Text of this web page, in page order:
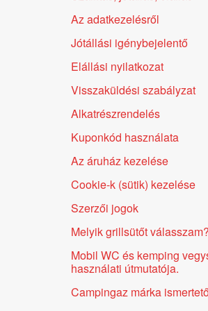
Az adatkezelésről
Jótállási igénybejelentő
Elállási nyilatkozat
Visszaküldési szabályzat
Alkatrészrendelés
Kuponkód használata
Az áruház kezelése
Cookie-k (sütik) kezelése
Szerzői jogok
Melyik grillsütőt válasszam?
Mobil WC és kemping
használati útmutatója.
Campingaz márka